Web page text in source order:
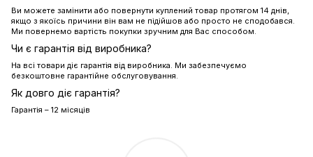
Ви можете замінити або повернути куплений товар протягом 14 днів,
якщо з якоїсь причини він вам не підійшов або просто не сподобався.
Ми повернемо вартість покупки зручним для Вас способом.
Чи є гарантія від виробника?
На всі товари діє гарантія від виробника. Ми забезпечуємо
безкоштовне гарантійне обслуговування.
Як довго діє гарантія?
Гарантія – 12 місяців